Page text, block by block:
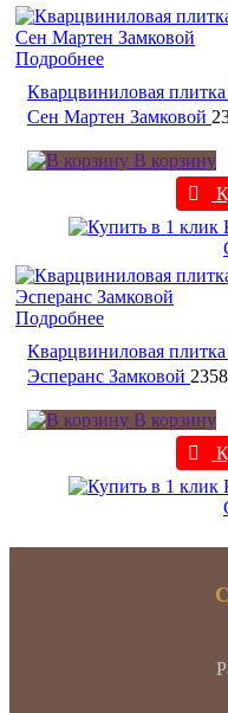
Подробнее
Кварцвиниловая
Сен Мартен Замковой
В корзину
Подробнее
Кварцвиниловая
Эсперанс Замковой
В корзину